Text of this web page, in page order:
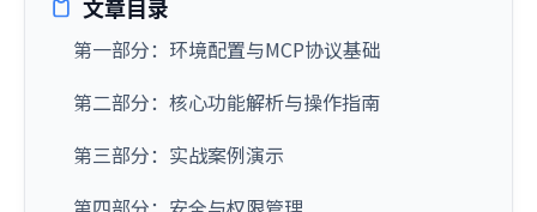
文章目录
第一部分：环境配置与MCP协议基础
第二部分：核心功能解析与操作指南
第三部分：实战案例演示